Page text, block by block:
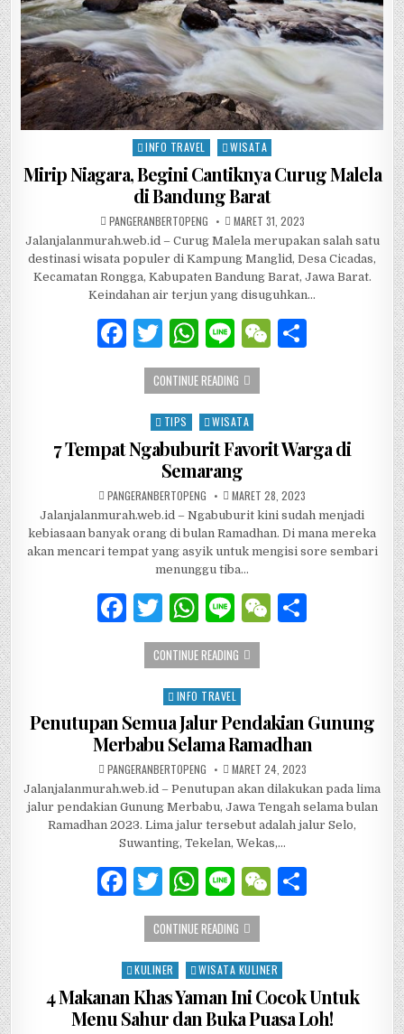
Posted in
INFO TRAVEL WISATA
Mirip Niagara, Begini Cantiknya Curug Malela
di Bandung Barat
AUTHOR:
PANGERANBERTOPENG PUBLISHED DATE:
MARET 31, 2023
Jalanjalanmurah.web.id – Curug Malela merupakan salah satu
destinasi wisata populer di Kampung Manglid, Desa Cicadas,
Kecamatan Rongga, Kabupaten Bandung Barat, Jawa Barat.
Keindahan air terjun yang disuguhkan…
F
a
c
b
o
k
T
w
it
te
r
W
h
at
s
A
p
p
Li
n
e
W
at
CONTINUE READING MIRIP NIAGARA, BEGINI CANTIKNYA
Posted in
TIPS WISATA
7 Tempat Ngabuburit Favorit Warga di
Semarang
AUTHOR:
PANGERANBERTOPENG PUBLISHED DATE:
MARET 28, 2023
Jalanjalanmurah.web.id – Ngabuburit kini sudah menjadi
kebiasaan banyak orang di bulan Ramadhan. Di mana mereka
akan mencari tempat yang asyik untuk mengisi sore sembari
menunggu tiba…
F
a
c
b
o
o
k
T
w
it
te
r
W
h
at
s
A
p
p
Li
n
e
W
at
CONTINUE READING 7 TEMPAT NGABUBURIT FAVORIT
Posted in
INFO TRAVEL
Penutupan Semua Jalur Pendakian Gunung
Merbabu Selama Ramadhan
AUTHOR:
PANGERANBERTOPENG PUBLISHED DATE:
MARET 24, 2023
Jalanjalanmurah.web.id – Penutupan akan dilakukan pada lima
jalur pendakian Gunung Merbabu, Jawa Tengah selama bulan
Ramadhan 2023. Lima jalur tersebut adalah jalur Selo,
Suwanting, Tekelan, Wekas,…
F
a
c
e
b
o
T
w
it
te
r
W
h
at
s
A
p
Li
n
e
W
h
at
CONTINUE READING PENUTUPAN SEMUA JALUR
Posted in
KULINER WISATA KULINER
4 Makanan Khas Yaman Ini Cocok Untuk
Menu Sahur dan Buka Puasa Loh!